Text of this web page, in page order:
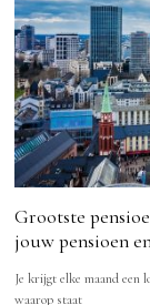
Grootste
jouw pensioen
Je krijgt elke maand een
waarop staat